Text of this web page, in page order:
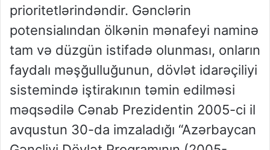
prioritetlərindəndir. Gənclərin
potensialından ölkənin mənafeyi naminə
tam və düzgün istifadə olunması, onların
faydalı məşğulluğunun, dövlət idarəçiliyi
sistemində iştirakının təmin edilməsi
məqsədilə Cənab Prezidentin 2005-ci il
avqustun 30-da imzaladığı “Azərbaycan